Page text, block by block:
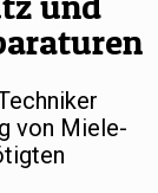
von Miele-